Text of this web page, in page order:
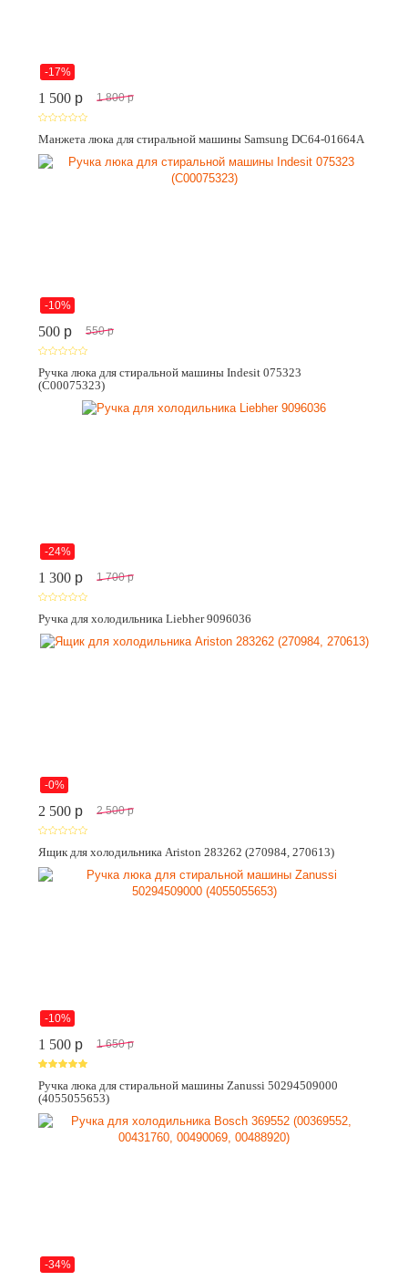
-17%
1 500 p 1 800 p
Манжета люка для стиральной машины Samsung DC64-01664A
-10%
500 p 550 p
Ручка люка для стиральной машины Indesit 075323
(C00075323)
-24%
1 300 p 1 700 p
Ручка для холодильника Liebher 9096036
-0%
2 500 p 2 500 p
Ящик для холодильника Ariston 283262 (270984, 270613)
-10%
1 500 p 1 650 p
Ручка люка для стиральной машины Zanussi 50294509000
(4055055653)
-34%